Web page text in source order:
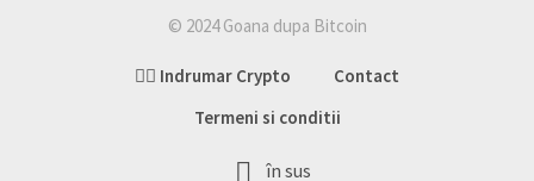
© 2024 Goana dupa Bitcoin
👉🏽 Indrumar Crypto
Contact
Termeni si conditii
în sus